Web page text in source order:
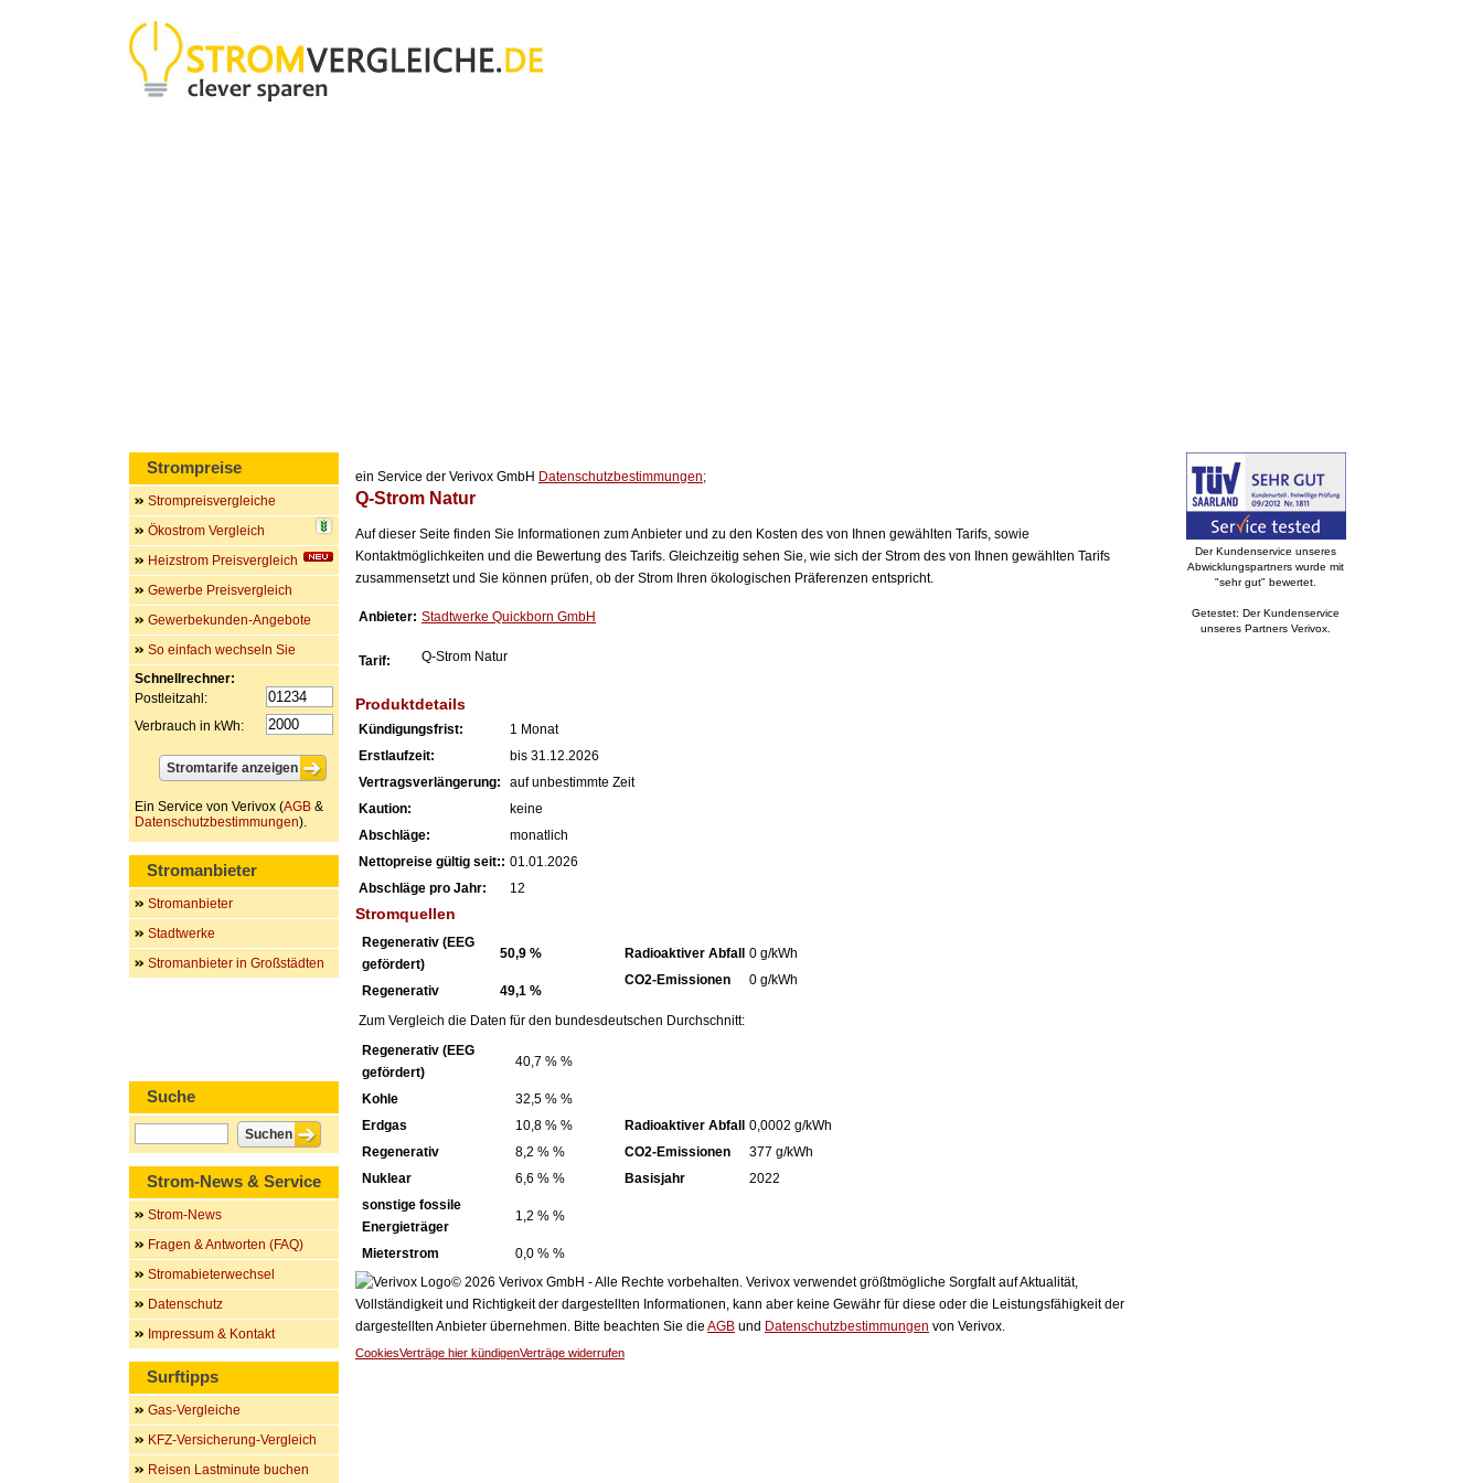
ein Service der Verivox GmbH Datenschutzbestimmungen;
Q-Strom Natur
Auf dieser Seite finden Sie Informationen zum Anbieter und zu den Kosten des von Ihnen gewählten Tarifs, sowie
Kontaktmöglichkeiten und die Bewertung des Tarifs. Gleichzeitig sehen Sie, wie sich der Strom des von Ihnen gewählten Tarifs
zusammensetzt und Sie können prüfen, ob der Strom Ihren ökologischen Präferenzen entspricht.
Anbieter: Stadtwerke Quickborn GmbH
Tarif: Q-Strom Natur
Produktdetails
Kündigungsfrist:
1 Monat
Erstlaufzeit:
bis 31.12.2026
Vertragsverlängerung:
auf unbestimmte Zeit
Kaution:
keine
Abschläge:
monatlich
Nettopreise gültig seit:: 01.01.2026
Abschläge pro Jahr:
12
Stromquellen
Regenerativ (EEG
gefördert)
50,9 %
Regenerativ 49,1 %
Radioaktiver Abfall
0 g/kWh
CO2-Emissionen
0 g/kWh
Zum Vergleich die Daten für den bundesdeutschen Durchschnitt:
Regenerativ (EEG
gefördert)
40,7 % %
Kohle
32,5 % %
Erdgas
10,8 % %
Regenerativ
8,2 % %
Nuklear
6,6 % %
sonstige fossile
Energieträger
1,2 % %
Mieterstrom 0,0 % %
Radioaktiver Abfall
0,0002 g/kWh
CO2-Emissionen
377 g/kWh
Basisjahr
2022
© 2026 Verivox GmbH - Alle Rechte vorbehalten. Verivox verwendet größtmögliche Sorgfalt auf Aktualität,
Vollständigkeit und Richtigkeit der dargestellten Informationen, kann aber keine Gewähr für diese oder die Leistungsfähigkeit der
dargestellten Anbieter übernehmen. Bitte beachten Sie die AGB und Datenschutzbestimmungen von Verivox.
CookiesVerträge hier kündigenVerträge widerrufen
Strompreise
Strompreisvergleiche
Ökostrom Vergleich
Heizstrom Preisvergleich
Gewerbe Preisvergleich
Gewerbekunden-Angebote
So einfach wechseln Sie
Schnellrechner:
Postleitzahl:
Verbrauch in kWh:
Ein Service von Verivox (AGB &
Datenschutzbestimmungen).
Stromanbieter
Stromanbieter
Stadtwerke
Stromanbieter in Großstädten
Suche
Strom-News & Service
Strom-News
Fragen & Antworten (FAQ)
Stromabieterwechsel
Datenschutz
Impressum & Kontakt
Surftipps
Gas-Vergleiche
KFZ-Versicherung-Vergleich
Reisen Lastminute buchen
Der Kundenservice unseres
Abwicklungspartners wurde mit
"sehr gut" bewertet.
Getestet: Der Kundenservice
unseres Partners Verivox.